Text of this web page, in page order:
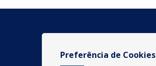
Preferência de Cookies